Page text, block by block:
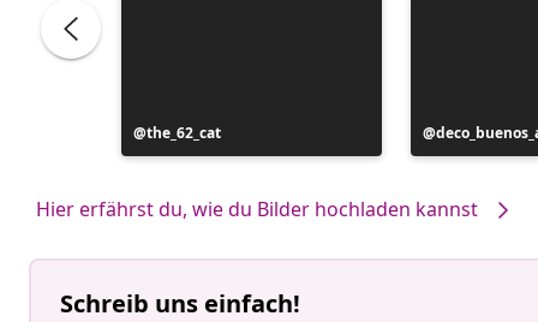
Beitrag
veröffentlicht
the_62_cat
Beitrag
veröffentlicht
Hier erfährst du, wie du Bilder hochladen kannst
Schreib uns einfach!